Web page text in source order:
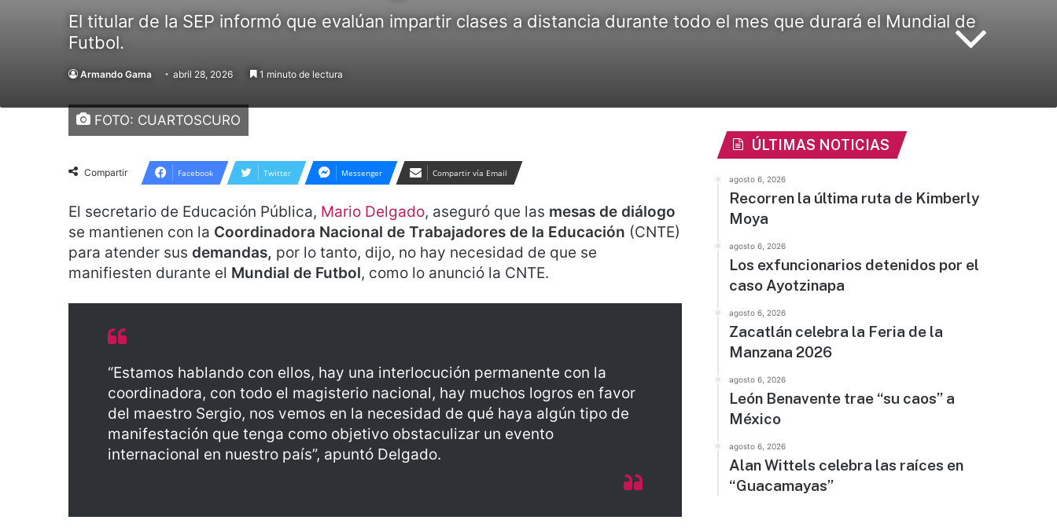
El titular de la SEP informó que evalúan impartir clases a distancia durante todo el mes que durará el Mundial de
Futbol.
Armando Gama abril 28, 2026 1 minuto de lectura
FOTO: CUARTOSCURO
Compartir Facebook Twitter Messenger Compartir vía Email
El secretario de Educación Pública, Mario Delgado, aseguró que las mesas de diálogo
se mantienen con la Coordinadora Nacional de Trabajadores de la Educación (CNTE)
para atender sus demandas, por lo tanto, dijo, no hay necesidad de que se
manifiesten durante el Mundial de Futbol, como lo anunció la CNTE.
“Estamos hablando con ellos, hay una interlocución permanente con la
coordinadora, con todo el magisterio nacional, hay muchos logros en favor
del maestro Sergio, nos vemos en la necesidad de qué haya algún tipo de
manifestación que tenga como objetivo obstaculizar un evento
internacional en nuestro país”, apuntó Delgado.
ÚLTIMAS NOTICIAS
agosto 6, 2026
Recorren la última ruta de Kimberly
Moya
agosto 6, 2026
Los exfuncionarios detenidos por el
caso Ayotzinapa
agosto 6, 2026
Zacatlán celebra la Feria de la
Manzana 2026
agosto 6, 2026
León Benavente trae “su caos” a
México
agosto 6, 2026
Alan Wittels celebra las raíces en
“Guacamayas”